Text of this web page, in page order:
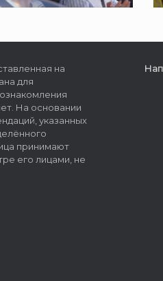
на
для
На основании
указанных
принимают
его лицами, не